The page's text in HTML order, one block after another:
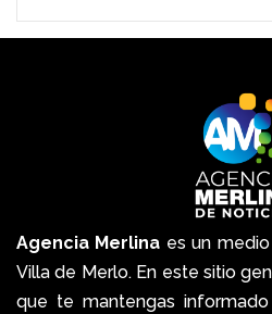
Agencia Merlina es un
Villa de Merlo. En este sitio
que te mantengas